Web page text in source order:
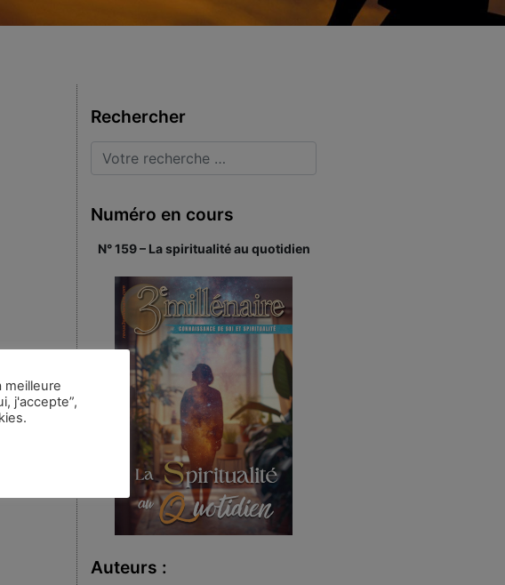
Rechercher
Numéro en cours
N° 159 – La spiritualité au quotidien
Auteurs :
meilleure
j'accepte”,